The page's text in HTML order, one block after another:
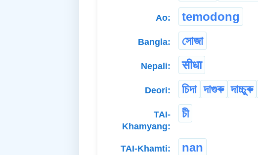
Ao: temodong
Bangla: সোজা
Nepali: सीधा
Deori: চিদা দাগুৰু দাচ্চুৰু
TAI-
Khamyang:
চী
TAI-Khamti: nan